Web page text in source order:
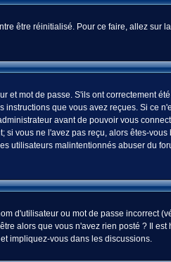
être réinitialisé. Pour ce faire, allez sur
et mot de passe. S'ils ont correctement
que vous avez reçues. Si ce
avant de pouvoir vous
vous ne l'avez pas reçu, alors êtes-
utilisateurs malintentionnés abuser du
d'utilisateur ou mot de passe
alors que vous n'avez rien posté ? Il
impliquez-vous dans les discussions.